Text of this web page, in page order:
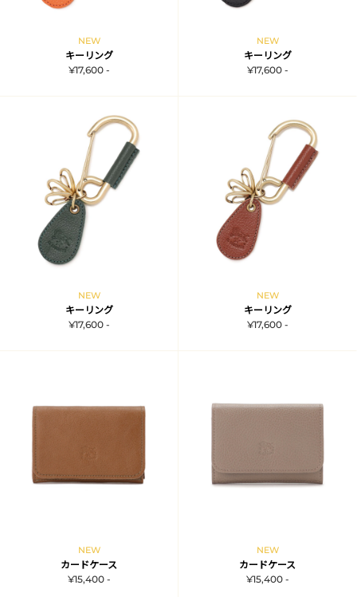
NEW
キーリング
¥17,600 -
NEW
キーリング
¥17,600 -
NEW
キーリング
¥17,600 -
NEW
キーリング
¥17,600 -
NEW
カードケース
¥15,400 -
NEW
カードケース
¥15,400 -